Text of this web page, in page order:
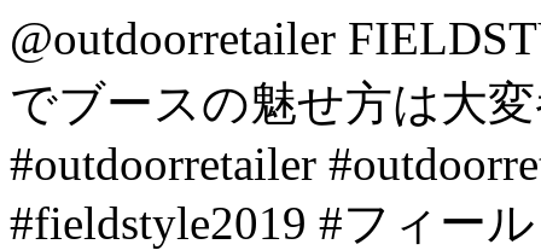
@outdoorretailer
でブースの魅せ方は大
#outdoorretailer
#fieldstyle2019 #フィー